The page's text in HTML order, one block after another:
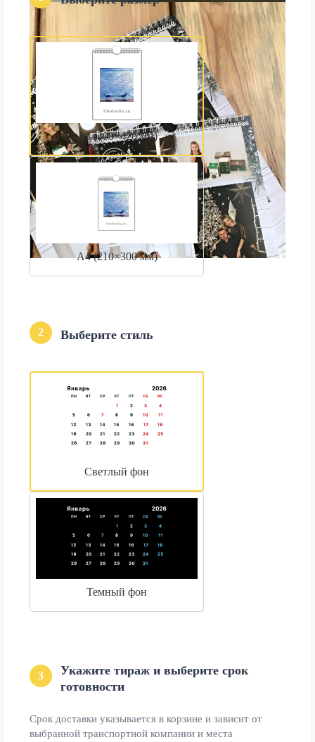
А3 (300×420 мм)
А4 (210×300 мм)
2 Выберите стиль
Светлый фон
Темный фон
3
Укажите тираж и выберите срок
готовности
Срок доставки указывается в корзине и зависит от
выбранной транспортной компании и места